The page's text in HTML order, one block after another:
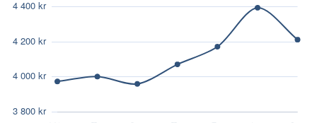
Aug 20 KöpenhamnTel Aviv 2 988 kr
Aug 19 KöpenhamnTel Aviv